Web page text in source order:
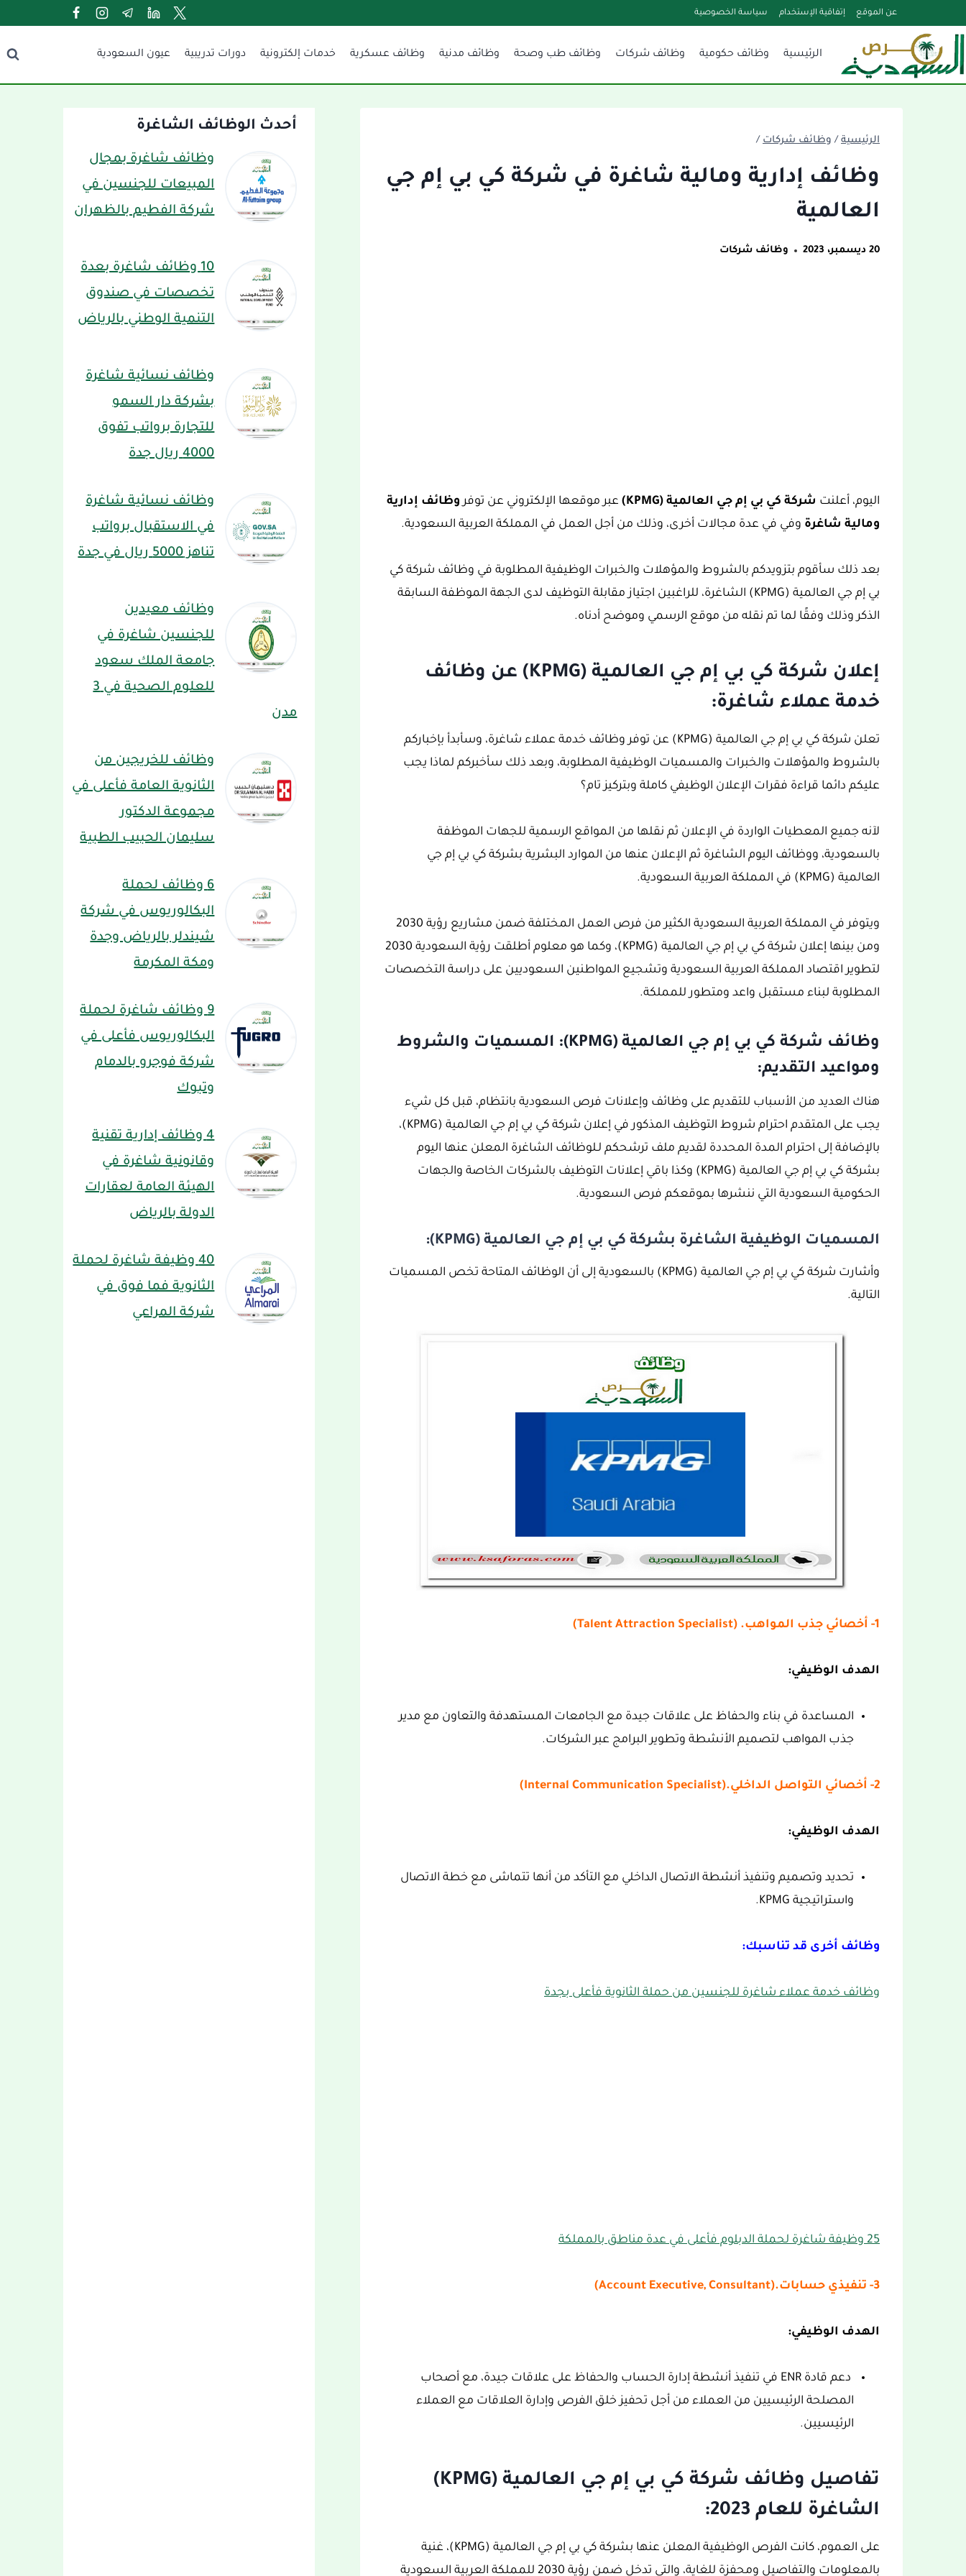
إلى
المحتوى
عن الموقع إتفاقية الإستخدام سياسة الخصوصية
الرئيسية وظائف حكومية وظائف شركات وظائف طب وصحة وظائف مدنية وظائف عسكرية خدمات إلكترونية دورات تدريبية عيون السعودية
الرئيسية / وظائف شركات /
وظائف إدارية ومالية شاغرة في شركة كي بي إم جي
العالمية
20 ديسمبر، 2023 وظائف شركات
اليوم، أعلنت شركة كي بي إم جي العالمية (KPMG) عبر موقعها الإلكتروني عن توفر وظائف إدارية
ومالية شاغرة وفي في عدة مجالات أخرى، وذلك من أجل العمل في المملكة العربية السعودية.
بعد ذلك سأقوم بتزويدكم بالشروط والمؤهلات والخبرات الوظيفية المطلوبة في وظائف شركة كي
بي إم جي العالمية (KPMG) الشاغرة، للراغبين اجتياز مقابلة التوظيف لدى الجهة الموظفة السابقة
الذكر وذلك وفقًا لما تم نقله من موقع الرسمي وموضح أدناه.
إعلان شركة كي بي إم جي العالمية (KPMG) عن وظائف
خدمة عملاء شاغرة:
تعلن شركة كي بي إم جي العالمية (KPMG) عن توفر وظائف خدمة عملاء شاغرة، وسأبدأ بإخباركم
بالشروط والمؤهلات والخبرات والمسميات الوظيفية المطلوبة، وبعد ذلك سأخبركم لماذا يجب
عليكم دائما قراءة فقرات الإعلان الوظيفي كاملة وبتركيز تام؟
لآنه جميع المعطيات الواردة في الإعلان ثم نقلها من المواقع الرسمية للجهات الموظفة
بالسعودية، ووظائف اليوم الشاغرة ثم الإعلان عنها من الموارد البشرية بشركة كي بي إم جي
العالمية (KPMG) في المملكة العربية السعودية.
ويتوفر في المملكة العربية السعودية الكثير من فرص العمل المختلفة ضمن مشاريع رؤية 2030
ومن بينها إعلان شركة كي بي إم جي العالمية (KPMG)، وكما هو معلوم أطلقت رؤية السعودية 2030
لتطوير اقتصاد المملكة العربية السعودية وتشجيع المواطنين السعوديين على دراسة التخصصات
المطلوبة لبناء مستقبل واعد ومتطور للمملكة.
وظائف شركة كي بي إم جي العالمية (KPMG): المسميات والشروط
ومواعيد التقديم:
هناك العديد من الأسباب للتقديم على وظائف وإعلانات فرص السعودية بانتظام، قبل كل شيء
يجب على المتقدم احترام شروط التوظيف المذكور في إعلان شركة كي بي إم جي العالمية (KPMG)،
بالإضافة إلى احترام المدة المحددة لقديم ملف ترشحكم لـلوظائف الشاغرة المعلن عنها اليوم
بشركة كي بي إم جي العالمية (KPMG) وكذا باقي إعلانات التوظيف بالشركات الخاصة والجهات
الحكومية السعودية التي ننشرها بموقعكم فرص السعودية.
المسميات الوظيفية الشاغرة بشركة كي بي إم جي العالمية (KPMG):
وأشارت شركة كي بي إم جي العالمية (KPMG) بالسعودية إلى أن الوظائف المتاحة تخص المسميات
التالية.
1- أخصائي جذب المواهب. (Talent Attraction Specialist)
الهدف الوظيفي:
المساعدة في بناء والحفاظ على علاقات جيدة مع الجامعات المستهدفة والتعاون مع مدير
جذب المواهب لتصميم الأنشطة وتطوير البرامج عبر الشركات.
2- أخصائي التواصل الداخلي.(Internal Communication Specialist)
الهدف الوظيفي:
تحديد وتصميم وتنفيذ أنشطة الاتصال الداخلي مع التأكد من أنها تتماشى مع خطة الاتصال
واستراتيجية KPMG.
وظائف أخرى قد تناسبك:
وظائف خدمة عملاء شاغرة للجنسين من حملة الثانوية فأعلى بجدة
25 وظيفة شاغرة لحملة الدبلوم فأعلى في عدة مناطق بالمملكة
3- تنفيذي حسابات.(Account Executive, Consultant)
الهدف الوظيفي:
دعم قادة ENR في تنفيذ أنشطة إدارة الحساب والحفاظ على علاقات جيدة، مع أصحاب
المصلحة الرئيسيين من العملاء من أجل تحفيز خلق الفرص وإدارة العلاقات مع العملاء
الرئيسيين.
تفاصيل وظائف شركة كي بي إم جي العالمية (KPMG)
الشاغرة للعام 2023:
على العموم، كانت الفرص الوظيفية المعلن عنها بشركة كي بي إم جي العالمية (KPMG)، غنية
بالمعلومات والتفاصيل ومحفزة للغاية، والتي تدخل ضمن رؤية 2030 للمملكة العربية السعودية
أحدث الوظائف الشاغرة
وظائف شاغرة بمجال
المبيعات للجنسين في
شركة الفطيم بالظهران
10 وظائف شاغرة بعدة
تخصصات في صندوق
التنمية الوطني بالرياض
وظائف نسائية شاغرة
بشركة دار السمو
للتجارة برواتب تفوق
4000 ريال جدة
وظائف نسائية شاغرة
في الاستقبال برواتب
تناهز 5000 ريال في جدة
وظائف معيدين
للجنسين شاغرة في
جامعة الملك سعود
للعلوم الصحية في 3
مدن
وظائف للخريجين من
الثانوية العامة فأعلى في
مجموعة الدكتور
سليمان الحبيب الطبية
6 وظائف لحملة
البكالوريوس في شركة
شيندلر بالرياض وجدة
ومكة المكرمة
9 وظائف شاغرة لحملة
البكالوريوس فأعلى في
شركة فوجرو بالدمام
وتبوك
4 وظائف إدارية تقنية
وقانونية شاغرة في
الهيئة العامة لعقارات
الدولة بالرياض
40 وظيفة شاغرة لحملة
الثانوية فما فوق في
شركة المراعي